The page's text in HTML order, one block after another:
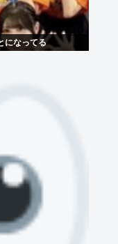
になってる